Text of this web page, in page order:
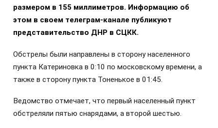
размером в 155 миллиметров. Информацию об
этом в своем телеграм-канале публикуют
представительство ДНР в СЦКК.
Обстрелы были направлены в сторону населенного
пункта Катериновка в 0:10 по московскому времени, а
также в сторону пункта Тоненькое в 01:45.
Ведомство отмечает, что первый населенный пункт
обстреляли пятью снарядами, а второй шестью.